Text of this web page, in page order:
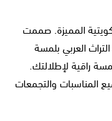
المميزة. صممت
العربي بلمسة
راقية لإطلالتك.
المناسبات والتجمعات